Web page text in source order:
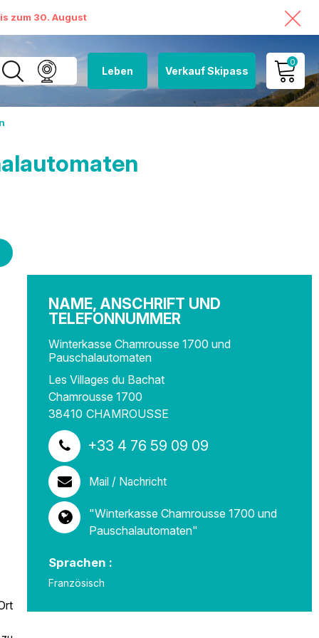
zum 30. August
Leben Verkauf Skipass
0
MEIN KONTO
NAME, ANSCHRIFT UND
TELEFONNUMMER
Winterkasse Chamrousse 1700 und
Pauschalautomaten
Les Villages du Bachat
Chamrousse 1700
38410 CHAMROUSSE
+33 4 76 59 09 09
Mail / Nachricht
"Winterkasse Chamrousse 1700 und
Pauschalautomaten"
Sprachen :
Französisch